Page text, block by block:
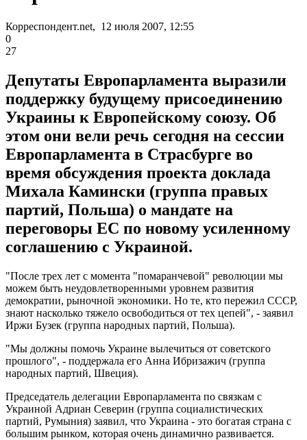
Корреспондент.net, 12 июля 2007, 12:55
0
27
Депутаты Европарламента выразили
поддержку будущему присоединению
Украины к Европейскому союзу. Об
этом они вели речь сегодня на сессии
Европарламента в Страсбурге во
время обсуждения проекта доклада
Михала Камински (группа правых
партий, Польша) о мандате на
переговоры ЕС по новому усиленному
соглашению с Украиной.
"После трех лет с момента "помаранчевой" революции мы
можем быть неудовлетворенными уровнем развития
демократии, рыночной экономики. Но те, кто пережил СССР,
знают насколько тяжело освободиться от тех цепей", - заявил
Иржи Бузек (группа народных партий, Польша).
"Мы должны помочь Украине вылечиться от советского
прошлого", - поддержала его Анна Ибризажич (группа
народных партий, Швеция).
Председатель делегации Европарламента по связкам с
Украиной Адриан Северин (группа социалистических
партий, Румыния) заявил, что Украина - это богатая страна с
большим рынком, которая очень динамично развивается.